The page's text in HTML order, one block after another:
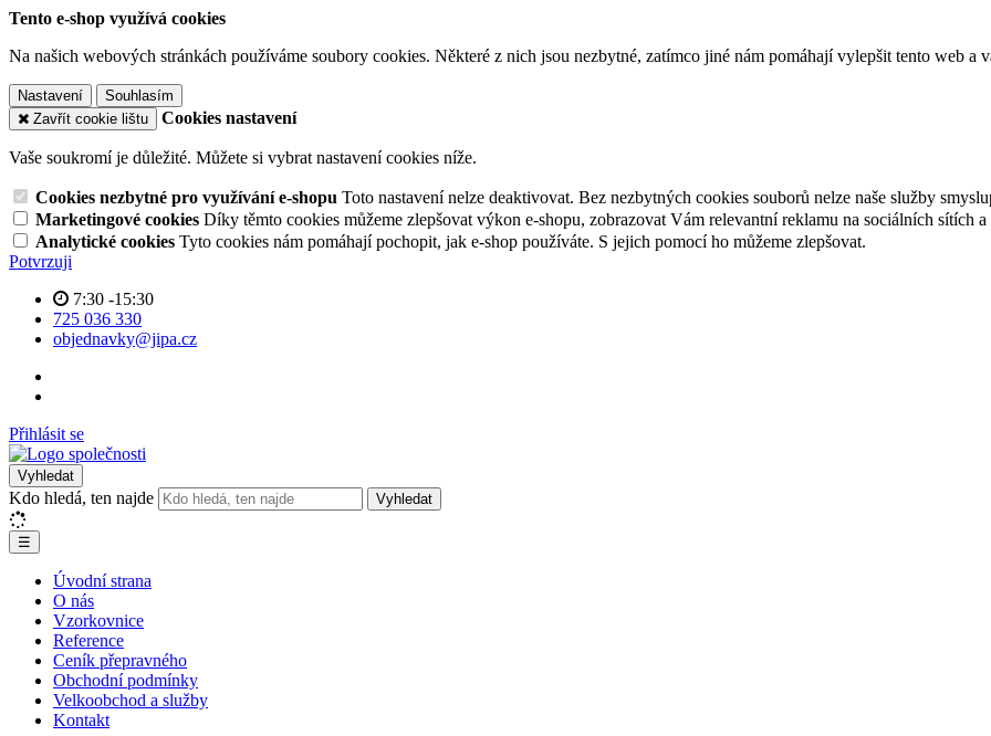
Tento e-shop využívá cookies
Na našich webových stránkách používáme soubory cookies. Některé z nich jsou nezbytné, zatímco jiné nám pomáhají vylepšit tento web a
Nastavení
Souhlasím
Zavřít cookie lištu
Cookies nastavení
Vaše soukromí je důležité. Můžete si vybrat nastavení cookies níže.
Cookies nezbytné pro využívání e-shopu Toto nastavení nelze deaktivovat. Bez nezbytných cookies souborů nelze naše služby
Marketingové cookies Díky těmto cookies můžeme zlepšovat výkon e-shopu, zobrazovat Vám relevantní reklamu na sociálních sítích
Analytické cookies Tyto cookies nám pomáhají pochopit, jak e-shop používáte. S jejich pomocí ho můžeme zlepšovat.
Potvrzuji
7:30 -15:30
725 036 330
objednavky@jipa.cz
Přihlásit se
Vyhledat
Kdo hledá, ten najde Vyhledat
☰
Úvodní strana
O nás
Vzorkovnice
Reference
Ceník přepravného
Obchodní podmínky
Velkoobchod a služby
Kontakt